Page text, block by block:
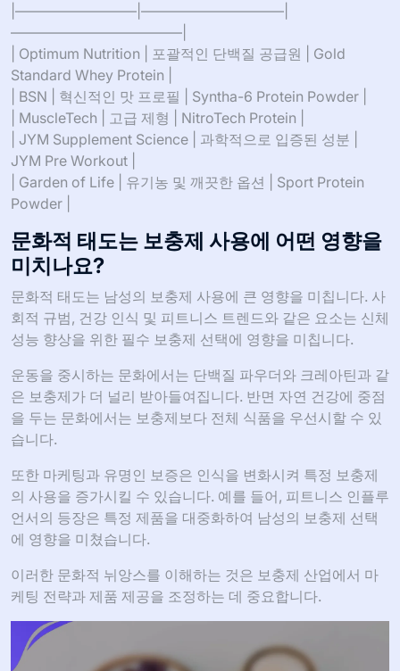
|————————–|——————————|
————————————|
| Optimum Nutrition | 포괄적인 단백질 공급원 | Gold
Standard Whey Protein |
| BSN | 혁신적인 맛 프로필 | Syntha-6 Protein Powder |
| MuscleTech | 고급 제형 | NitroTech Protein |
| JYM Supplement Science | 과학적으로 입증된 성분 |
JYM Pre Workout |
| Garden of Life | 유기농 및 깨끗한 옵션 | Sport Protein
Powder |
문화적 태도는 보충제 사용에 어떤 영향을
미치나요?
문화적 태도는 남성의 보충제 사용에 큰 영향을 미칩니다. 사
회적 규범, 건강 인식 및 피트니스 트렌드와 같은 요소는 신체
성능 향상을 위한 필수 보충제 선택에 영향을 미칩니다.
운동을 중시하는 문화에서는 단백질 파우더와 크레아틴과 같
은 보충제가 더 널리 받아들여집니다. 반면 자연 건강에 중점
을 두는 문화에서는 보충제보다 전체 식품을 우선시할 수 있
습니다.
또한 마케팅과 유명인 보증은 인식을 변화시켜 특정 보충제
의 사용을 증가시킬 수 있습니다. 예를 들어, 피트니스 인플루
언서의 등장은 특정 제품을 대중화하여 남성의 보충제 선택
에 영향을 미쳤습니다.
이러한 문화적 뉘앙스를 이해하는 것은 보충제 산업에서 마
케팅 전략과 제품 제공을 조정하는 데 중요합니다.